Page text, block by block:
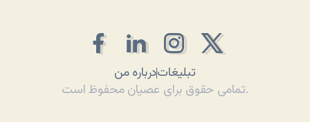
درباره منتبلیغات
تمامی حقوق برای عصیان محفوظ است.